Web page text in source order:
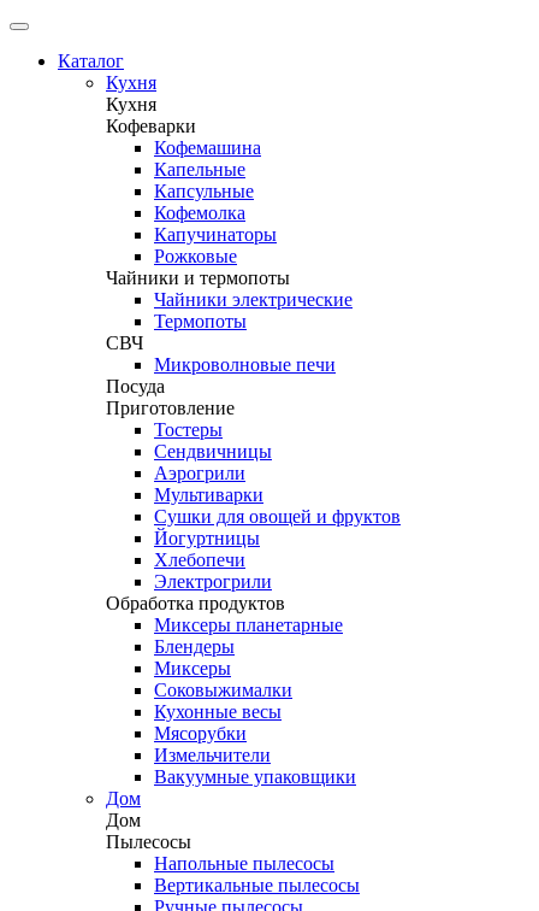
Каталог
Кухня
Кухня
Кофеварки
Кофемашина
Капельные
Капсульные
Кофемолка
Капучинаторы
Рожковые
Чайники и термопоты
Чайники электрические
Термопоты
СВЧ
Микроволновые печи
Посуда
Приготовление
Тостеры
Сендвичницы
Аэрогрили
Мультиварки
Сушки для овощей и фруктов
Йогуртницы
Хлебопечи
Электрогрили
Обработка продуктов
Миксеры планетарные
Блендеры
Миксеры
Соковыжималки
Кухонные весы
Мясорубки
Измельчители
Вакуумные упаковщики
Дом
Дом
Пылесосы
Напольные пылесосы
Вертикальные пылесосы
Ручные пылесосы